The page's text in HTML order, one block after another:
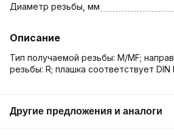
Диаметр резьбы, мм
Описание
Тип получаемой резьбы: M/MF;
резьбы: R; плашка соответствует DIN
Другие предложения и аналоги